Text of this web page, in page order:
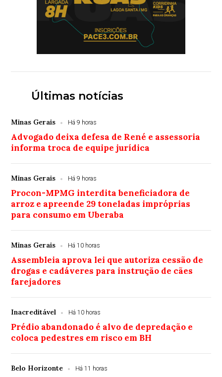
Últimas notícias
Minas Gerais Há 9 horas
Advogado deixa defesa de René e assessoria
informa troca de equipe jurídica
Minas Gerais Há 9 horas
Procon-MPMG interdita beneficiadora de
arroz e apreende 29 toneladas impróprias
para consumo em Uberaba
Minas Gerais Há 10 horas
Assembleia aprova lei que autoriza cessão de
drogas e cadáveres para instrução de cães
farejadores
Inacreditável Há 10 horas
Prédio abandonado é alvo de depredação e
coloca pedestres em risco em BH
Belo Horizonte Há 11 horas